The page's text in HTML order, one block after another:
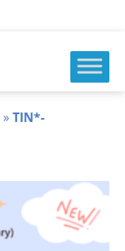
»TIN*-